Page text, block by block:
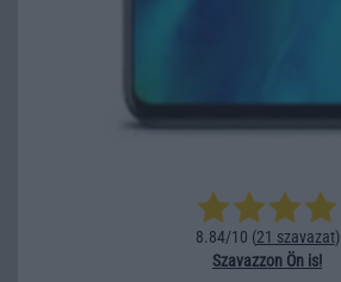
8.84/10 (21 szavazat)
Szavazzon Ön is!